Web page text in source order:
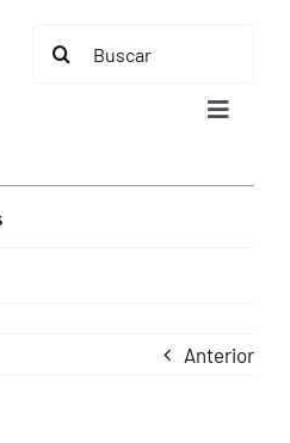
Buscar:
Toggle
Anterior